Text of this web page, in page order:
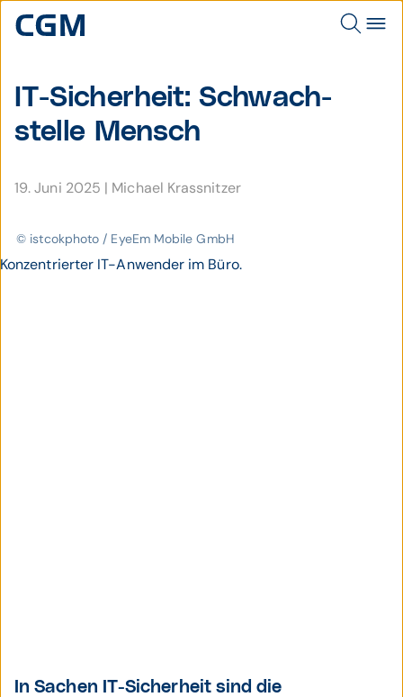
IT-Sicher­heit: Schwach­
stelle Mensch
19. Juni 2025 | Michael Krassnitzer
© istcokphoto / EyeEm Mobile GmbH
Konzentrierter IT-Anwender im Büro.
In Sachen IT-Sicherheit sind die